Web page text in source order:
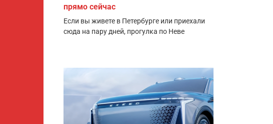
прямо сейчас
Если вы живете в Петербурге или приехали
сюда на пару дней, прогулка по Неве